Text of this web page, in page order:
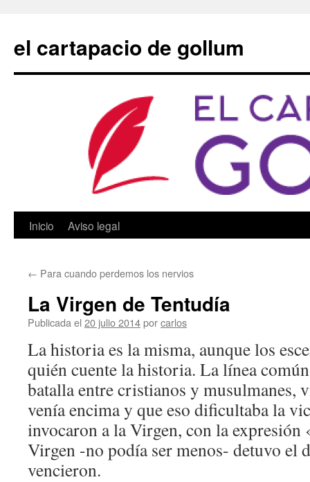
contenido
el cartapacio de gollum
Inicio Aviso legal
← Para cuando perdemos los nervios
La Virgen de Tentudía
Publicada el 20 julio 2014porcarlos
La historia es la misma, aunque los
quién cuente la historia. La línea
batalla entre cristianos y musulmanes,
venía encima y que eso dificultaba la
invocaron a la Virgen, con la expresión
Virgen -no podía ser menos- detuvo el
vencieron.